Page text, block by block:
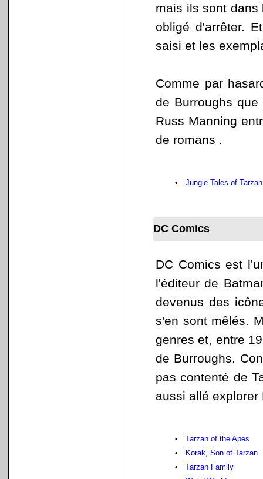
mais ils sont dans
obligé d'arrêter.
saisi et les
Comme par
de Burroughs
Russ Manning
de romans .
• Jungle Tales of Tarzan
DC Comics
DC Comics est
l'éditeur de
devenus des
s'en sont mêlés.
genres et, entre
de Burroughs.
pas contenté de
aussi allé explorer
•
Tarzan of the Apes
•
Korak, Son of Tarzan
•
Tarzan Family